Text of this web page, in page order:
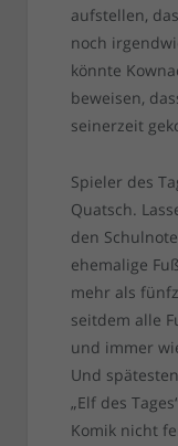
aufstellen,
noch
könnte
beweisen,
seinerzeit
Spieler des
Quatsch.
den
ehemalige
mehr als
seitdem alle
und immer
Und
„Elf des
Komik nicht